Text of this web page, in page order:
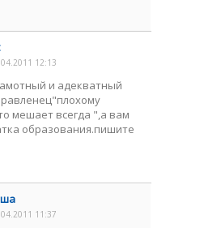
12:13
и адекватный
мешает всегда ",а вам
образования.пишите
11:37